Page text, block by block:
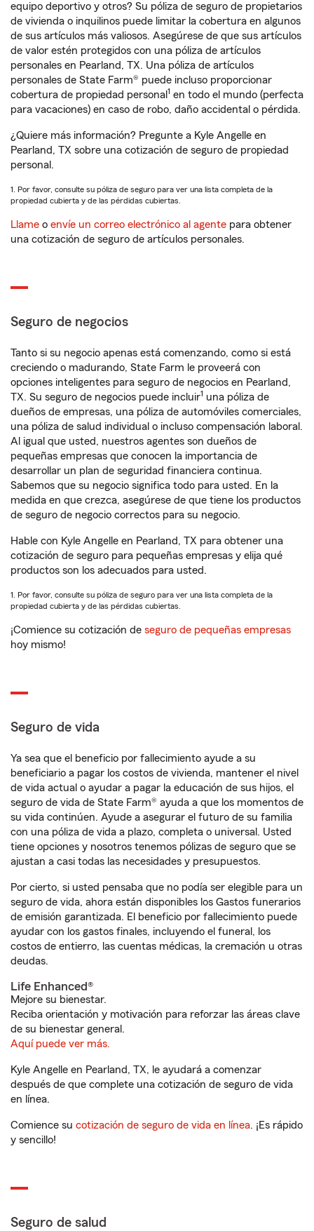
equipo deportivo y otros? Su póliza de seguro de propietarios
de vivienda o inquilinos puede limitar la cobertura en algunos
de sus artículos más valiosos. Asegúrese de que sus artículos
de valor estén protegidos con una póliza de artículos
personales en Pearland, TX. Una póliza de artículos
personales de State Farm® puede incluso proporcionar
cobertura de propiedad personal 1 en todo el mundo (perfecta
para vacaciones) en caso de robo, daño accidental o pérdida.
¿Quiere más información? Pregunte a Kyle Angelle en
Pearland, TX sobre una cotización de seguro de propiedad
personal.
1. Por favor, consulte su póliza de seguro para ver una lista completa de la
propiedad cubierta y de las pérdidas cubiertas.
Llame o envíe un correo electrónico al agente para obtener
una cotización de seguro de artículos personales.
Seguro de negocios
Tanto si su negocio apenas está comenzando, como si está
creciendo o madurando, State Farm le proveerá con
opciones inteligentes para seguro de negocios en Pearland,
TX. Su seguro de negocios puede incluir1 una póliza de
dueños de empresas, una póliza de automóviles comerciales,
una póliza de salud individual o incluso compensación laboral.
Al igual que usted, nuestros agentes son dueños de
pequeñas empresas que conocen la importancia de
desarrollar un plan de seguridad financiera continua.
Sabemos que su negocio significa todo para usted. En la
medida en que crezca, asegúrese de que tiene los productos
de seguro de negocio correctos para su negocio.
Hable con Kyle Angelle en Pearland, TX para obtener una
cotización de seguro para pequeñas empresas y elija qué
productos son los adecuados para usted.
1. Por favor, consulte su póliza de seguro para ver una lista completa de la
propiedad cubierta y de las pérdidas cubiertas.
¡Comience su cotización de seguro de pequeñas empresas
hoy mismo!
Seguro de vida
Ya sea que el beneficio por fallecimiento ayude a su
beneficiario a pagar los costos de vivienda, mantener el nivel
de vida actual o ayudar a pagar la educación de sus hijos, el
seguro de vida de State Farm® ayuda a que los momentos de
su vida continúen. Ayude a asegurar el futuro de su familia
con una póliza de vida a plazo, completa o universal. Usted
tiene opciones y nosotros tenemos pólizas de seguro que se
ajustan a casi todas las necesidades y presupuestos.
Por cierto, si usted pensaba que no podía ser elegible para un
seguro de vida, ahora están disponibles los Gastos funerarios
de emisión garantizada. El beneficio por fallecimiento puede
ayudar con los gastos finales, incluyendo el funeral, los
costos de entierro, las cuentas médicas, la cremación u otras
deudas.
Life Enhanced®
Mejore su bienestar.
Reciba orientación y motivación para reforzar las áreas clave
de su bienestar general.
Aquí puede ver más.
Kyle Angelle en Pearland, TX, le ayudará a comenzar
después de que complete una cotización de seguro de vida
en línea.
Comience su cotización de seguro de vida en línea. ¡Es rápido
y sencillo!
Seguro de salud